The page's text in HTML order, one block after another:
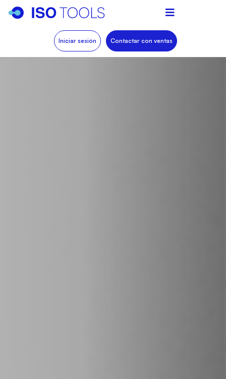
Iniciar sesión Contactar con ventas